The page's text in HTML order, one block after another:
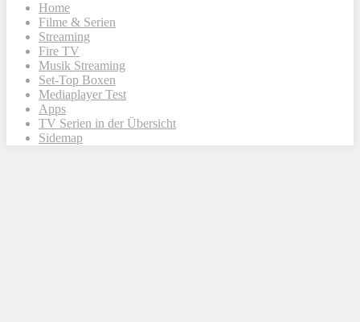
Home
Filme & Serien
Streaming
Fire TV
Musik Streaming
Set-Top Boxen
Mediaplayer Test
Apps
TV Serien in der Übersicht
Sidemap